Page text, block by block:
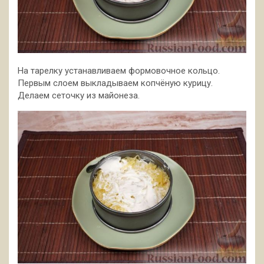
На тарелку устанавливаем формовочное кольцо.
Первым слоем выкладываем копчёную курицу.
Делаем сеточку из майонеза.